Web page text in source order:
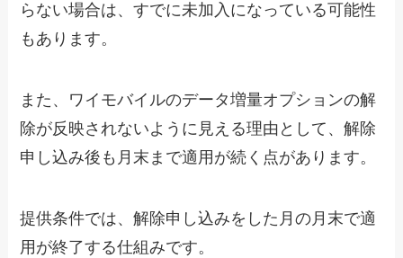
らない場合は、すでに未加入になっている可能性
もあります。
また、ワイモバイルのデータ増量オプションの解
除が反映されないように見える理由として、解除
申し込み後も月末まで適用が続く点があります。
提供条件では、解除申し込みをした月の月末で適
用が終了する仕組みです。